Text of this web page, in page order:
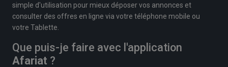
simple d'utilisation pour mieux déposer vos annonces et
consulter des offres en ligne via votre téléphone mobile ou
votre Tablette.
Que puis-je faire avec l'application
Afariat ?